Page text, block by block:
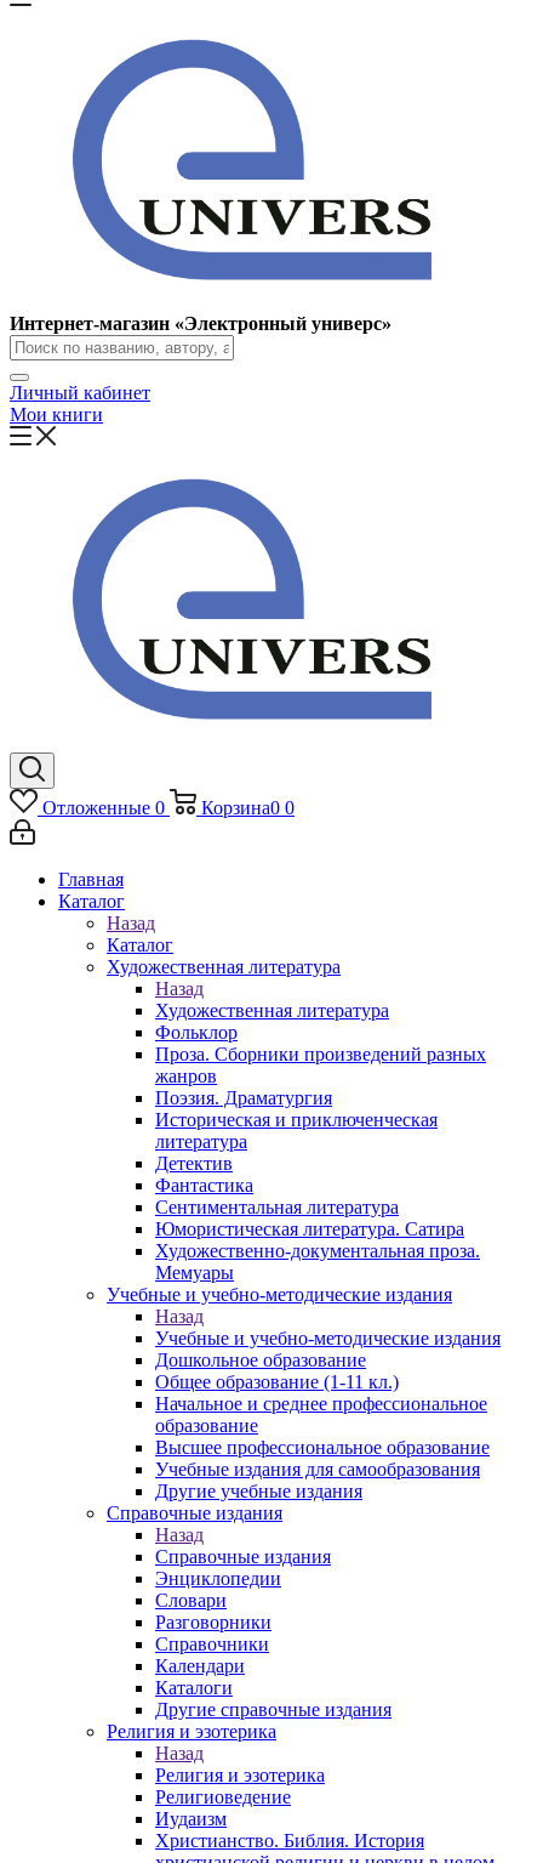
Интернет-магазин «Электронный универс»
Личный кабинет
Мои книги
Отложенные 0 Корзина0 0
Главная
Каталог
Назад
Каталог
Художественная литература
Назад
Художественная литература
Фольклор
Проза. Сборники произведений разных
жанров
Поэзия. Драматургия
Историческая и приключенческая
литература
Детектив
Фантастика
Сентиментальная литература
Юмористическая литература. Сатира
Художественно-документальная проза.
Мемуары
Учебные и учебно-методические издания
Назад
Учебные и учебно-методические издания
Дошкольное образование
Общее образование (1-11 кл.)
Начальное и среднее профессиональное
образование
Высшее профессиональное образование
Учебные издания для самообразования
Другие учебные издания
Справочные издания
Назад
Справочные издания
Энциклопедии
Словари
Разговорники
Справочники
Календари
Каталоги
Другие справочные издания
Религия и эзотерика
Назад
Религия и эзотерика
Религиоведение
Иудаизм
Христианство. Библия. История